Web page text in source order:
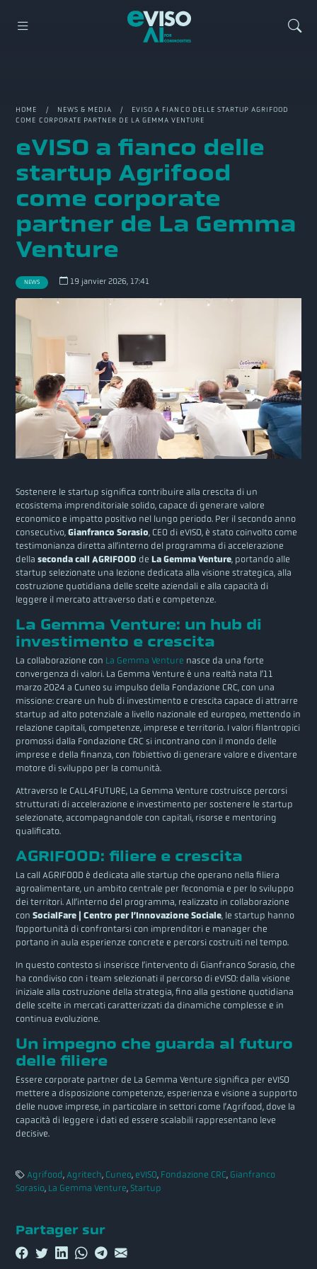
HOME / NEWS & MEDIA / EVISO A FIANCO DELLE STARTUP AGRIFOOD
COME CORPORATE PARTNER DE LA GEMMA VENTURE
eVISO a fianco delle
startup Agrifood
come corporate
partner de La Gemma
Venture
NEWS 19 janvier 2026, 17:41
Sostenere le startup significa contribuire alla crescita di un
ecosistema imprenditoriale solido, capace di generare valore
economico e impatto positivo nel lungo periodo. Per il secondo anno
consecutivo,Gianfranco Sorasio, CEO di eVISO, è stato coinvolto come
testimonianza diretta all’interno del programma di accelerazione
dellaseconda call AGRIFOOD deLa Gemma Venture, portando alle
startup selezionate una lezione dedicata alla visione strategica, alla
costruzione quotidiana delle scelte aziendali e alla capacità di
leggere il mercato attraverso dati e competenze.
La Gemma Venture: un hub di
investimento e crescita
La collaborazione con La Gemma Venture nasce da una forte
convergenza di valori. La Gemma Venture è una realtà nata l’11
marzo 2024 a Cuneo su impulso della Fondazione CRC, con una
missione: creare un hub di investimento e crescita capace di attrarre
startup ad alto potenziale a livello nazionale ed europeo, mettendo in
relazione capitali, competenze, imprese e territorio. I valori filantropici
promossi dalla Fondazione CRC si incontrano con il mondo delle
imprese e della finanza, con l’obiettivo di generare valore e diventare
motore di sviluppo per la comunità.
Attraverso le CALL4FUTURE, La Gemma Venture costruisce percorsi
strutturati di accelerazione e investimento per sostenere le startup
selezionate, accompagnandole con capitali, risorse e mentoring
qualificato.
AGRIFOOD: filiere e crescita
La call AGRIFOOD è dedicata alle startup che operano nella filiera
agroalimentare, un ambito centrale per l’economia e per lo sviluppo
dei territori. All’interno del programma, realizzato in collaborazione
conSocialFare | Centro per l’Innovazione Sociale, le startup hanno
l’opportunità di confrontarsi con imprenditori e manager che
portano in aula esperienze concrete e percorsi costruiti nel tempo.
In questo contesto si inserisce l’intervento di Gianfranco Sorasio, che
ha condiviso con i team selezionati il percorso di eVISO: dalla visione
iniziale alla costruzione della strategia, fino alla gestione quotidiana
delle scelte in mercati caratterizzati da dinamiche complesse e in
continua evoluzione.
Un impegno che guarda al futuro
delle filiere
Essere corporate partner de La Gemma Venture significa per eVISO
mettere a disposizione competenze, esperienza e visione a supporto
delle nuove imprese, in particolare in settori come l’Agrifood, dove la
capacità di leggere i dati ed essere scalabili rappresentano leve
decisive.
Agrifood,Agritech, Cuneo, eVISO, Fondazione CRC, Gianfranco
Sorasio, La Gemma Venture,Startup
Partager sur